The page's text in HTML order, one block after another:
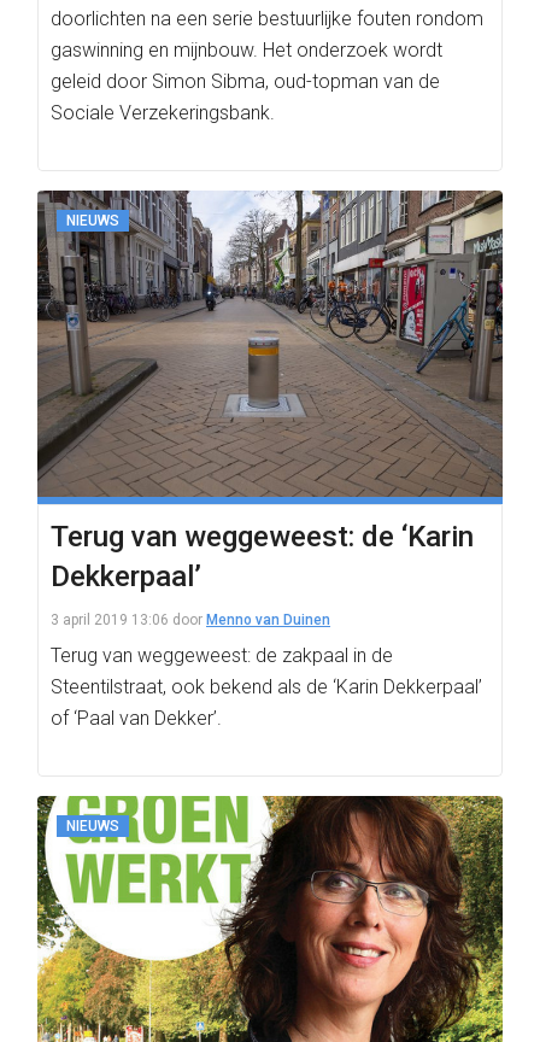
doorlichten na een serie bestuurlijke fouten rondom
gaswinning en mijnbouw. Het onderzoek wordt
geleid door Simon Sibma, oud-topman van de
Sociale Verzekeringsbank.
NIEUWS
Terug van weggeweest: de ‘Karin
Dekkerpaal’
3 april 2019 13:06 door Menno van Duinen
Terug van weggeweest: de zakpaal in de
Steentilstraat, ook bekend als de ‘Karin Dekkerpaal’
of ‘Paal van Dekker’.
NIEUWS